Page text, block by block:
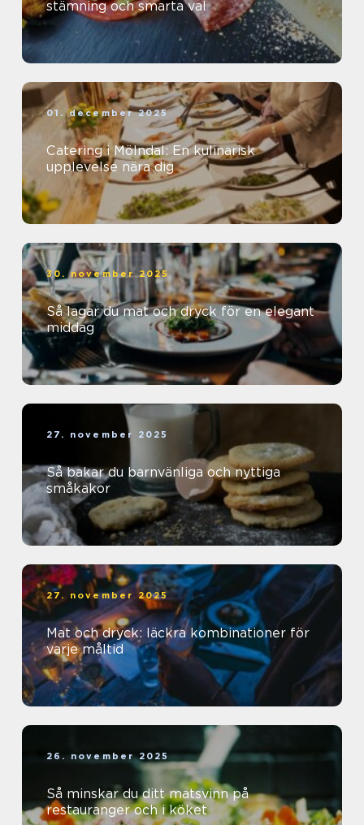
stämning och smarta val
01. december 2025
Catering i Mölndal: En kulinarisk
upplevelse nära dig
30. november 2025
Så lagar du mat och dryck för en elegant
middag
27. november 2025
Så bakar du barnvänliga och nyttiga
småkakor
27. november 2025
Mat och dryck: läckra kombinationer för
varje måltid
26. november 2025
Så minskar du ditt matsvinn på
restauranger och i köket